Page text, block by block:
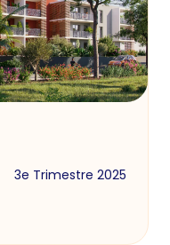
3e Trimestre 2025